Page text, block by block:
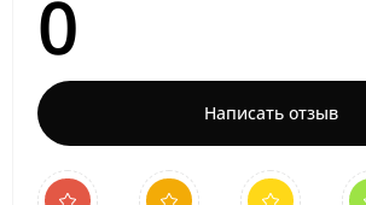
0
Написать отзыв